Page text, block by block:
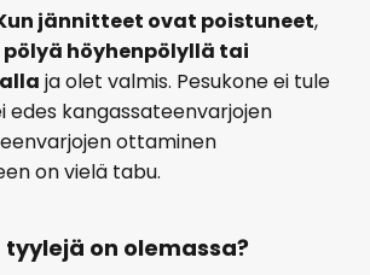
jännitteet ovat poistuneet,
pölyä höyhenpölyllä tai
ja olet valmis. Pesukone ei tule
edes kangassateenvarjojen
ottaminen
on vielä tabu.
tyylejä on olemassa?